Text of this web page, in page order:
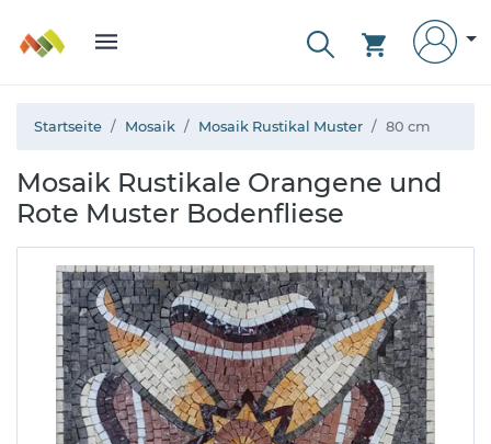
Startseite Mosaik Mosaik Rustikal Muster 80 cm
Mosaik Rustikale Orangene und
Rote Muster Bodenfliese